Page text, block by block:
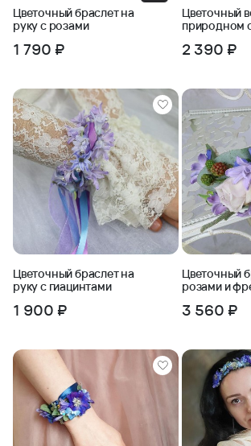
Цветочный браслет на
руку с розами
1 790 ₽
Цветочный
природном
2 390 ₽
Цветочный браслет на
руку с гиацинтами
1 900 ₽
Цветочный
розами и
3 560 ₽